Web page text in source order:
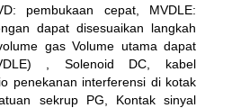
pembukaan cepat, MVDLE:
dapat disesuaikan langkah
gas Volume utama dapat
, Solenoid DC, kabel
penekanan interferensi di kotak
sekrup PG, Kontak sinyal